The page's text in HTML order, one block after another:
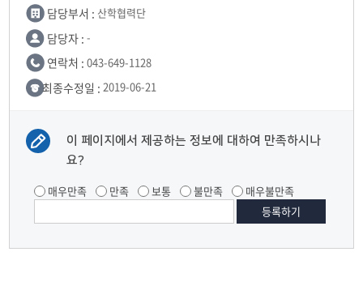
담당부서 : 산학협력단
담당자 : -
연락처 : 043-649-1128
최종수정일 : 2019-06-21
이 페이지에서 제공하는 정보에 대하여 만족하시나
요?
매우만족 만족 보통 불만족 매우불만족